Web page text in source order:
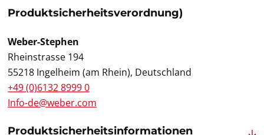
Produktsicherheitsverordnung)
Weber-Stephen
Rheinstrasse 194
55218 Ingelheim (am Rhein), Deutschland
+49 (0)6132 8999 0
Info-de@weber.com
Produktsicherheitsinformationen